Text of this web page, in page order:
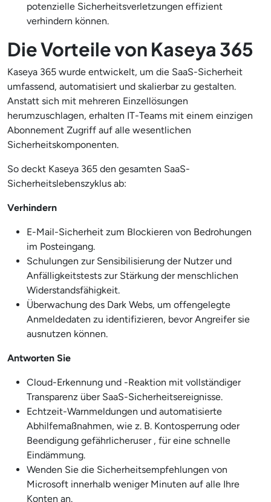
potenzielle Sicherheitsverletzungen effizient
verhindern können.
Die Vorteile von Kaseya 365
Kaseya 365 wurde entwickelt, um die SaaS-Sicherheit
umfassend, automatisiert und skalierbar zu gestalten.
Anstatt sich mit mehreren Einzellösungen
herumzuschlagen, erhalten IT-Teams mit einem einzigen
Abonnement Zugriff auf alle wesentlichen
Sicherheitskomponenten.
So deckt Kaseya 365 den gesamten SaaS-
Sicherheitslebenszyklus ab:
Verhindern
E-Mail-Sicherheit zum Blockieren von Bedrohungen
im Posteingang.
Schulungen zur Sensibilisierung der Nutzer und
Anfälligkeitstests zur Stärkung der menschlichen
Widerstandsfähigkeit.
Überwachung des Dark Webs, um offengelegte
Anmeldedaten zu identifizieren, bevor Angreifer sie
ausnutzen können.
Antworten Sie
Cloud-Erkennung und -Reaktion mit vollständiger
Transparenz über SaaS-Sicherheitsereignisse.
Echtzeit-Warnmeldungen und automatisierte
Abhilfemaßnahmen, wie z. B. Kontosperrung oder
Beendigung gefährlicheruser , für eine schnelle
Eindämmung.
Wenden Sie die Sicherheitsempfehlungen von
Microsoft innerhalb weniger Minuten auf alle Ihre
Konten an.